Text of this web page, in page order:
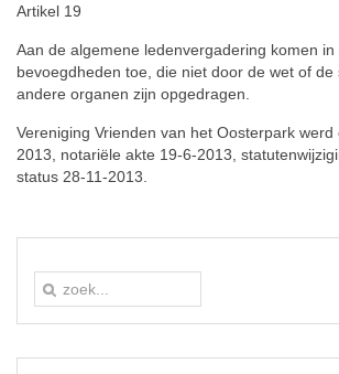
Artikel 19
Aan de algemene ledenvergadering komen
bevoegdheden toe, die niet door de wet of de
andere organen zijn opgedragen.
Vereniging Vrienden van het Oosterpark
2013, notariële akte 19-6-2013,
status 28-11-2013.